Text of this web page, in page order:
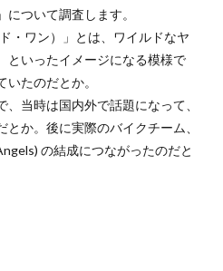
ついて調査します。
・ワン）」とは、ワイルドなヤ
といったイメージになる模様で
たのだとか。
当時は国内外で話題になって、
か。後に実際のバイクチーム、
の結成につながったのだと